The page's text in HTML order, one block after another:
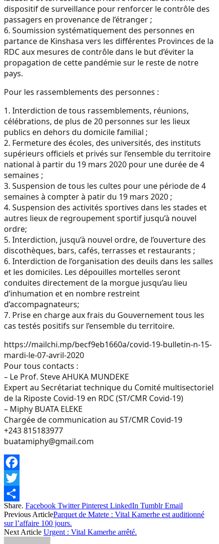
dispositif de surveillance pour renforcer le contrôle des
passagers en provenance de l’étranger ;
6. Soumission systématiquement des personnes en
partance de Kinshasa vers les différentes Provinces de la
RDC aux mesures de contrôle dans le but d’éviter la
propagation de cette pandémie sur le reste de notre
pays.
Pour les rassemblements des personnes :
1. Interdiction de tous rassemblements, réunions,
célébrations, de plus de 20 personnes sur les lieux
publics en dehors du domicile familial ;
2. Fermeture des écoles, des universités, des instituts
supérieurs officiels et privés sur l’ensemble du territoire
national à partir du 19 mars 2020 pour une durée de 4
semaines ;
3. Suspension de tous les cultes pour une période de 4
semaines à compter à patir du 19 mars 2020 ;
4. Suspension des activités sportives dans les stades et
autres lieux de regroupement sportif jusqu’à nouvel
ordre;
5. Interdiction, jusqu’à nouvel ordre, de l’ouverture des
discothèques, bars, cafés, terrasses et restaurants ;
6. Interdiction de l’organisation des deuils dans les salles
et les domiciles. Les dépouilles mortelles seront
conduites directement de la morgue jusqu’au lieu
d’inhumation et en nombre restreint
d’accompagnateurs;
7. Prise en charge aux frais du Gouvernement tous les
cas testés positifs sur l’ensemble du territoire.
https://mailchi.mp/becf9eb1660a/covid-19-bulletin-n-15-
mardi-le-07-avril-2020
Pour tous contacts :
– Le Prof. Steve AHUKA MUNDEKE
Expert au Secrétariat technique du Comité multisectoriel
de la Riposte Covid-19 en RDC (ST/CMR Covid-19)
– Miphy BUATA ELEKE
Chargée de communication au ST/CMR Covid-19
+243 815183977
buatamiphy@gmail.com
Facebook
Twitter
Share
Share. Facebook Twitter Pinterest LinkedIn Tumblr Email
Previous ArticleParquet de Matete : Vital Kamerhe est auditionné
sur l’affaire 100 jours.
Next Article Urgent : Vital Kamerhe arrêté.